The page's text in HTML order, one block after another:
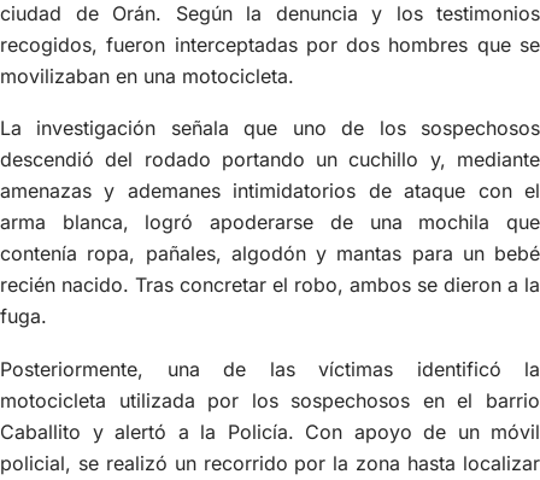
ciudad de Orán. Según la denuncia y los testimonios
recogidos, fueron interceptadas por dos hombres que se
movilizaban en una motocicleta.
La investigación señala que uno de los sospechosos
descendió del rodado portando un cuchillo y, mediante
amenazas y ademanes intimidatorios de ataque con el
arma blanca, logró apoderarse de una mochila que
contenía ropa, pañales, algodón y mantas para un bebé
recién nacido. Tras concretar el robo, ambos se dieron a la
fuga.
Posteriormente, una de las víctimas identificó la
motocicleta utilizada por los sospechosos en el barrio
Caballito y alertó a la Policía. Con apoyo de un móvil
policial, se realizó un recorrido por la zona hasta localizar